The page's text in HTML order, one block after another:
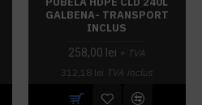
GALBENA- TRANSPORT
INCLUS
258,00 lei + TVA
312,18 lei TVA inclus